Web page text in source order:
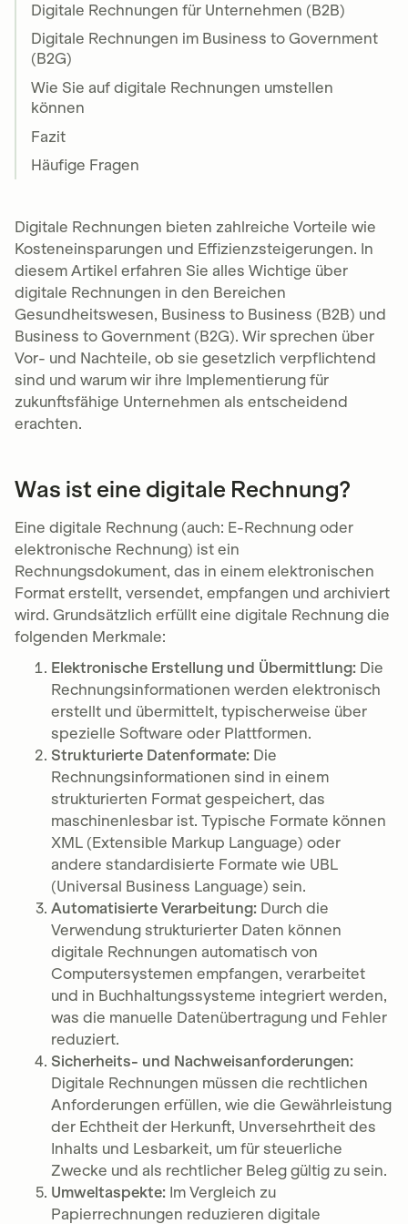
Papier und physische Transportwege tragen
digitale Rechnungen zu einer nachhaltigeren
Geschäftspraxis bei.
4.Bessere Nachverfolgbarkeit und
Archivierung
leichter archivieren und bei Bedarf
durchsuchen oder abrufen, was die
Buchhaltung und die Einhaltung von
5. Schnellere Zahlung
: Elektronische
Rechnungen können direkt in
Zahlungssysteme integriert werden, was den
Zahlungsprozess beschleunigt und die
Liquidität verbessert.
Digitale Rechnungen für Unternehmen (B2B)
Digitale Rechnungen im Business to Government
(B2G)
Wie Sie auf digitale Rechnungen umstellen
können
Fazit
Häufige Fragen
Digitale Rechnungen bieten zahlreiche Vorteile wie
Kosteneinsparungen und Effizienzsteigerungen. In
diesem Artikel erfahren Sie alles Wichtige über
digitale Rechnungen in den Bereichen
Gesundheitswesen, Business to Business (B2B) und
Business to Government (B2G). Wir sprechen über
Vor- und Nachteile, ob sie gesetzlich verpflichtend
sind und warum wir ihre Implementierung für
zukunftsfähige Unternehmen als entscheidend
erachten.
Was ist eine digitale Rechnung?
Eine digitale Rechnung (auch: E-Rechnung oder
elektronische Rechnung) ist ein
Rechnungsdokument, das in einem elektronischen
Format erstellt, versendet, empfangen und archiviert
wird. Grundsätzlich erfüllt eine digitale Rechnung die
folgenden Merkmale:
Elektronische Erstellung und Übermittlung: Die
Rechnungsinformationen werden elektronisch
erstellt und übermittelt, typischerweise über
spezielle Software oder Plattformen.
Strukturierte Datenformate: Die
Rechnungsinformationen sind in einem
strukturierten Format gespeichert, das
maschinenlesbar ist. Typische Formate können
XML (Extensible Markup Language) oder
andere standardisierte Formate wie UBL
(Universal Business Language) sein.
Automatisierte Verarbeitung: Durch die
Verwendung strukturierter Daten können
digitale Rechnungen automatisch von
Computersystemen empfangen, verarbeitet
und in Buchhaltungssysteme integriert werden,
was die manuelle Datenübertragung und Fehler
reduziert.
Sicherheits- und Nachweisanforderungen:
Digitale Rechnungen müssen die rechtlichen
Anforderungen erfüllen, wie die Gewährleistung
der Echtheit der Herkunft, Unversehrtheit des
Inhalts und Lesbarkeit, um für steuerliche
Zwecke und als rechtlicher Beleg gültig zu sein.
Umweltaspekte: Im Vergleich zu
Papierrechnungen reduzieren digitale